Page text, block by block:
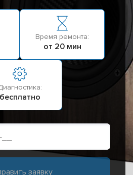
Время ремонта:
от 20 мин
бесплатно